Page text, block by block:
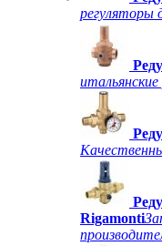
регуляторы
Rigamonti